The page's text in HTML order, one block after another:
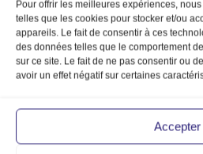
Pour offrir les meilleures expériences,
telles que les cookies pour stocker et/ou
appareils. Le fait de consentir à ces
des données telles que le comportement
sur ce site. Le fait de ne pas consentir ou
avoir un effet négatif sur certaines
Accepter
IMG_4740